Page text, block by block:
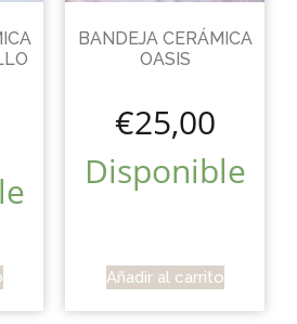
BANDEJA CERÁMICA
OASIS
€25,00
Disponible
Añadir al carrito